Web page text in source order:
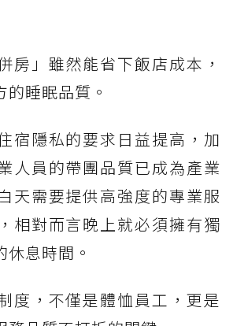
房」雖然能省下飯店成本，
睡眠品質。
宿隱私的要求日益提高，加
人員的帶團品質已成為產業
天需要提供高強度的專業服
相對而言晚上就必須擁有獨
息時間。
度，不僅是體恤員工，更是